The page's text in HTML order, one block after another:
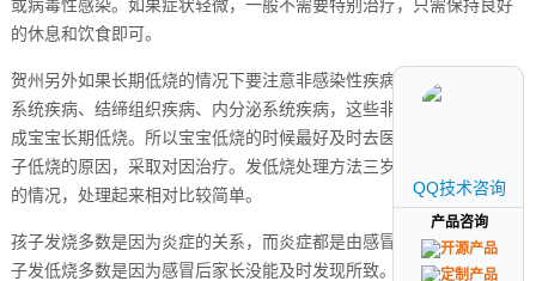
或病毒性感染。如果症状轻微，一般不需要特别治疗，只需保持良好
的休息和饮食即可。
贺州另外如果长期低烧的情况下要注意非感染性疾病因素，比如血液
系统疾病、结缔组织疾病、内分泌系统疾病，这些非感染疾病可以造
成宝宝长期低烧。所以宝宝低烧的时候最好及时去医院就诊，查明孩
子低烧的原因，采取对因治疗。发低烧处理方法三岁的宝宝出现低烧
的情况，处理起来相对比较简单。
孩子发烧多数是因为炎症的关系，而炎症都是由感冒引起的，所以孩
子发低烧多数是因为感冒后家长没能及时发现所致。在这种情况下，
QQ技术咨询
产品咨询
QQ技术咨询
产品咨询